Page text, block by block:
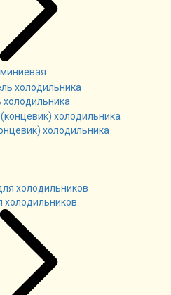
холодильника
холодильника
холодильников